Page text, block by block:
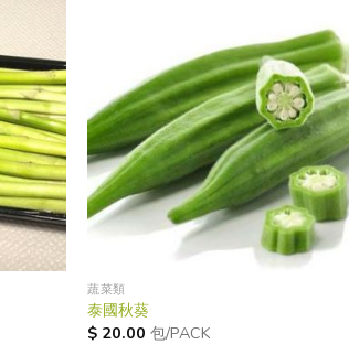
Add to
wishlist
Add to
wishlist
蔬菜類
泰國秋葵
$ 20.00 包/PACK